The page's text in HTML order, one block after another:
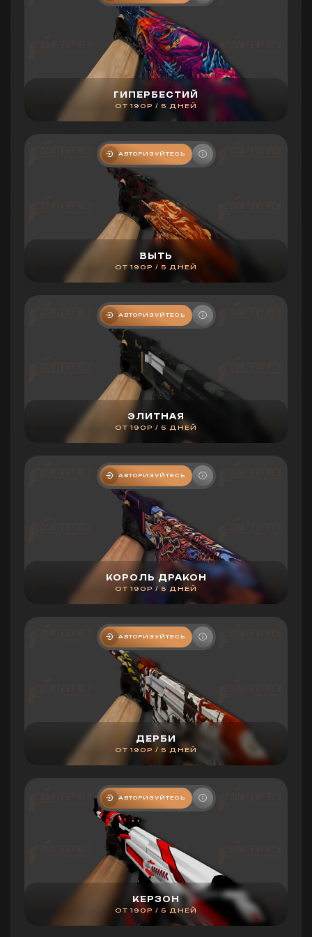
ГИПЕРБЕСТИЙ
ОТ 190Р / 5 ДНЕЙ
ВЫТЬ
ОТ 190Р / 5 ДНЕЙ
АВТОРИЗУЙТЕСЬ
ЭЛИТНАЯ
ОТ 190Р / 5 ДНЕЙ
АВТОРИЗУЙТЕСЬ
КОРОЛЬ ДРАКОН
ОТ 190Р / 5 ДНЕЙ
АВТОРИЗУЙТЕСЬ
ДЕРБИ
ОТ 190Р / 5 ДНЕЙ
АВТОРИЗУЙТЕСЬ
КЕРЗОН
ОТ 190Р / 5 ДНЕЙ
АВТОРИЗУЙТЕСЬ